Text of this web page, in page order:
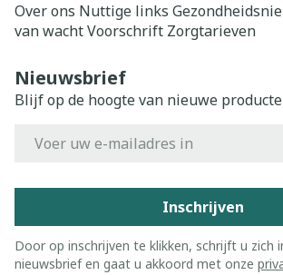
Over ons Nuttige links
van wachtVoorschrift Zorgtarieven
Nieuwsbrief
Blijf op de hoogte van nieuwe
Inschrijven
Door op inschrijven te klikken, schrijft u zich
nieuwsbrief en gaat u akkoord met onze